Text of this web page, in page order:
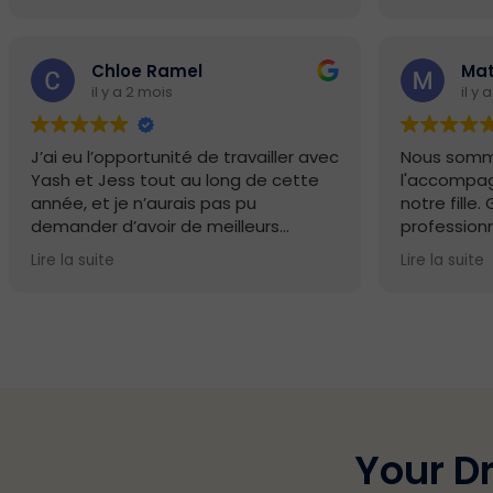
familles souhaitant préparer
sereinement des dossiers
candidatures à l'étranger.
Chloe Ramel
il y a 2 mois
J’ai eu l’opportunité de travailler avec
Yash et Jess tout au long de cette
année, et je n’aurais pas pu
demander d’avoir de meilleurs
coachs. Yash m’a accompagnée
pour mon Personal Statement au
Lire la suite
il y
Nous
notre fille.
leur
des cours
ont été
Lire la suite